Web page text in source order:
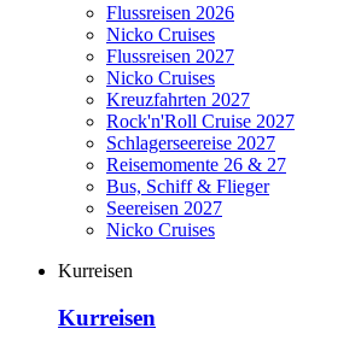
Flussreisen 2026
Nicko Cruises
Flussreisen 2027
Nicko Cruises
Kreuzfahrten 2027
Rock'n'Roll Cruise 2027
Schlagerseereise 2027
Reisemomente 26 & 27
Bus, Schiff & Flieger
Seereisen 2027
Nicko Cruises
Kurreisen
Kurreisen